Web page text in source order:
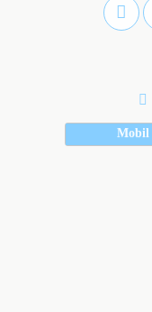
Mobil